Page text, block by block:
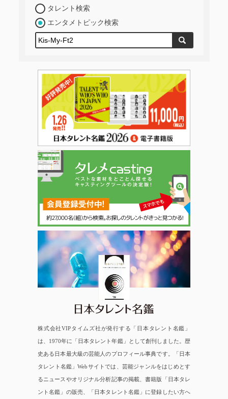
タレント検索
エンタメトピック検索
日本タレント名鑑
株式会社VIPタイムズ社が発行する「日本タレント名鑑」
は、1970年に「日本タレント年鑑」として創刊しました。歴
史ある日本最大級の芸能人のプロフィール事典です。「日本
タレント名鑑」Webサイトでは、芸能ジャンルをはじめとす
るニュースやオリジナル分析記事の掲載、書籍版「日本タレ
ント名鑑」の販売、「日本タレント名鑑」に登録したい方へ